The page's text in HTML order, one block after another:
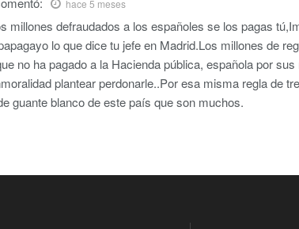
hace 5 meses
millones defraudados a los españoles se los pagas
lo que dice tu jefe en Madrid.Los millones de
no ha pagado a la Hacienda pública, española por
plantear perdonarle..Por esa misma regla de
guante blanco de este país que son muchos.